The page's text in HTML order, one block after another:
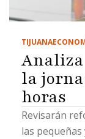
TIJUANA
Analiza
la
horas
Revisarán
las